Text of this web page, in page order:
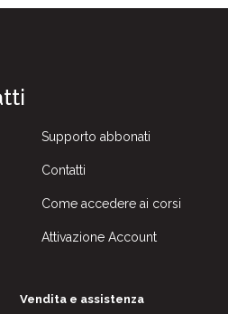
Supporto abbonati
Contatti
Come accedere ai corsi
Attivazione Account
Vendita e assistenza